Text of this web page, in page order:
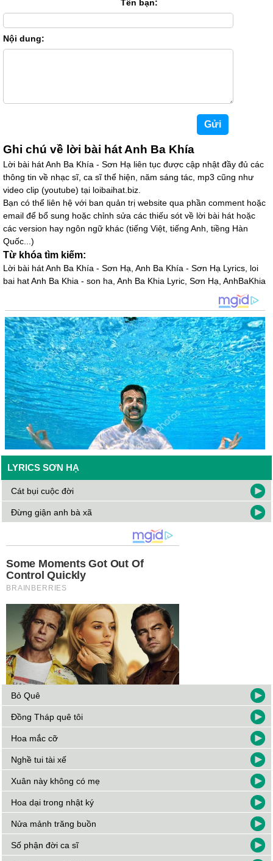
Tên bạn:
Nội dung:
Ghi chú về lời bài hát Anh Ba Khía
Lời bài hát Anh Ba Khía - Sơn Hạ liên tục được cập nhật đầy đủ các
thông tin về nhạc sĩ, ca sĩ thể hiện, năm sáng tác, mp3 cũng như
video clip (youtube) tại loibaihat.biz.
Bạn có thể liên hệ với ban quản trị website qua phần comment hoặc
email để bổ sung hoặc chỉnh sửa các thiếu sót về lời bài hát hoặc
các version hay ngôn ngữ khác (tiếng Việt, tiếng Anh, tiềng Hàn
Quốc...)
Từ khóa tìm kiếm:
Lời bài hát Anh Ba Khía - Sơn Hạ, Anh Ba Khía - Sơn Hạ Lyrics, loi
bai hat Anh Ba Khia - son ha, Anh Ba Khia Lyric, Sơn Hạ, AnhBaKhia
LYRICS SƠN HẠ
Cát bụi cuộc đời
Đừng giận anh bà xã
Bỏ Quê
Đồng Tháp quê tôi
Hoa mắc cỡ
Nghề tui tài xế
Xuân này không có mẹ
Hoa dại trong nhật ký
Nửa mảnh trăng buồn
Số phận đời ca sĩ